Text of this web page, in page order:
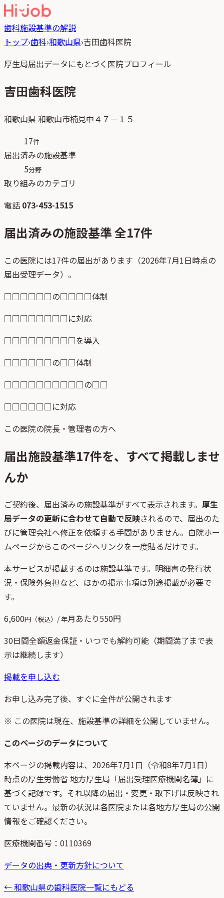
歯科施設基準の解説
トップ›歯科›和歌山県›吉田歯科医院
厚生局届出データにもとづく医院プロフィール
吉田歯科医院
和歌山県 和歌山市楠見中４７－１５
17件
届出済みの施設基準
5分野
取り組みのカテゴリ
電話 073-453-1515
届出済みの施設基準 全17件
この医院には17件の届出があります（2026年7月1日時点の
届出受理データ）。
□□□□□□の□□□□体制
□□□□□□□□に対応
□□□□□□□□□を導入
□□□□□□の□□体制
□□□□□□□□□□の□□
□□□□□□に対応
この医院の院長・管理者の方へ
届出施設基準17件を、すべて掲載しませ
んか
ご契約後、 届出済みの施設基準がすべて表示されます。 厚生
局データの更新に合わせて自動で反映されるので、届出のた
びに管理会社へ修正を依頼する手間がありません。自院ホー
ムページからこのページへリンクを一度貼るだけです。
本サービスが掲載するのは施設基準です。明細書の発行状
況・保険外負担など、ほかの掲示事項は別途掲載が必要で
す。
6,600円（税込）/ 年月あたり550円
30日間全額返金保証・いつでも解約可能（期間満了まで表
示は継続します）
掲載を申し込む
お申し込み完了後、すぐに全件が公開されます
※ この医院は現在、施設基準の詳細を公開していません。
このページのデータについて
本ページの掲載内容は、 2026年7月1日 （令和8年7月1日）
時点の厚生労働省 地方厚生局「届出受理医療機関名簿」 に
基づく記録です。それ以降の届出・変更・取下げは反映され
ていません。最新の状況は各医院または各地方厚生局の公開
情報をご確認ください。
医療機関番号： 0110369
データの出典・更新方針について
←和歌山県の歯科医院一覧にもどる